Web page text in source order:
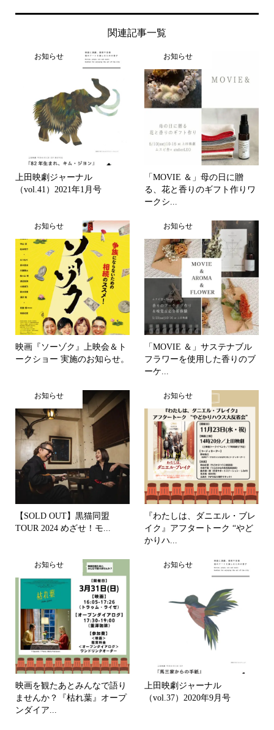
関連記事一覧
お知らせ
上田映劇ジャーナル
（vol.41）2021年1月号
お知らせ
「MOVIE ＆」母の日に贈
る、花と香りのギフト作りワ
ークシ...
お知らせ
映画『ソーゾク』上映会＆ト
ークショー 実施のお知らせ。
お知らせ
「MOVIE ＆」サステナブル
フラワーを使用した香りのブ
ーケ...
お知らせ
【SOLD OUT】黒猫同盟
TOUR 2024 めざせ！モ...
お知らせ
『わたしは、ダニエル・ブレ
イク』アフタートーク “やど
かりハ...
お知らせ
映画を観たあとみんなで語り
ませんか？『枯れ葉』オープ
ンダイア...
お知らせ
上田映劇ジャーナル
（vol.37）2020年9月号